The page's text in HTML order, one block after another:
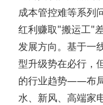
成本管控难等系列
红利赚取"搬运工"
发展方向。基于一
型升级势在必行，
的行业趋势——布
水、新风、高端家